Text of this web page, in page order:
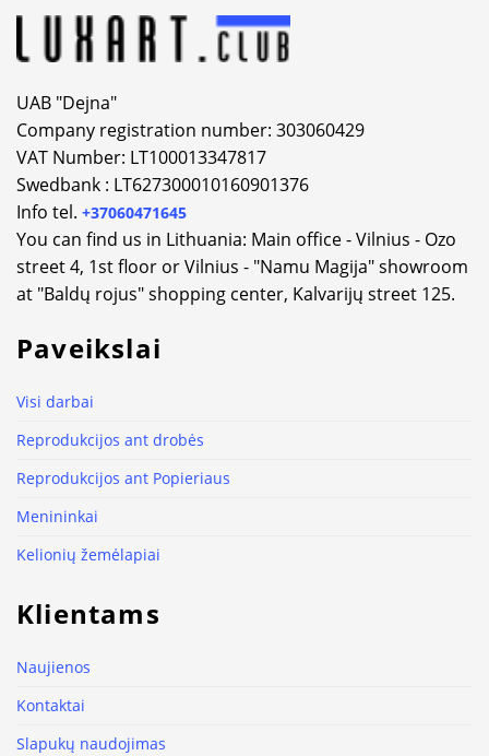
UAB "Dejna"
Company registration number: 303060429
VAT Number: LT100013347817
Swedbank : LT627300010160901376
Info tel. +37060471645
You can find us in Lithuania: Main office - Vilnius - Ozo
street 4, 1st floor or Vilnius - "Namu Magija" showroom
at "Baldų rojus" shopping center, Kalvarijų street 125.
Paveikslai
Visi darbai
Reprodukcijos ant drobės
Reprodukcijos ant Popieriaus
Menininkai
Kelionių žemėlapiai
Klientams
Naujienos
Kontaktai
Slapukų naudojimas